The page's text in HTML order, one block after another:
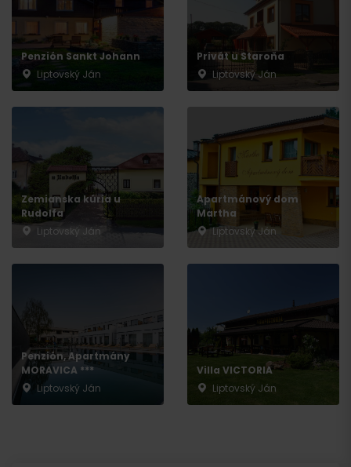
Penzión Sankt Johann
Liptovský Ján
Privát u Staroňa
Liptovský Ján
Zemianska kúria u
Rudolfa
Liptovský Ján
Apartmánový dom
Martha
Liptovský Ján
Penzión, Apartmány
MORAVICA ***
Liptovský Ján
Villa VICTORIA
Liptovský Ján